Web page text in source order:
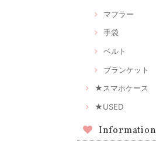
マフラー
手袋
ベルト
ブランケット
★スマホケース
★USED
Information